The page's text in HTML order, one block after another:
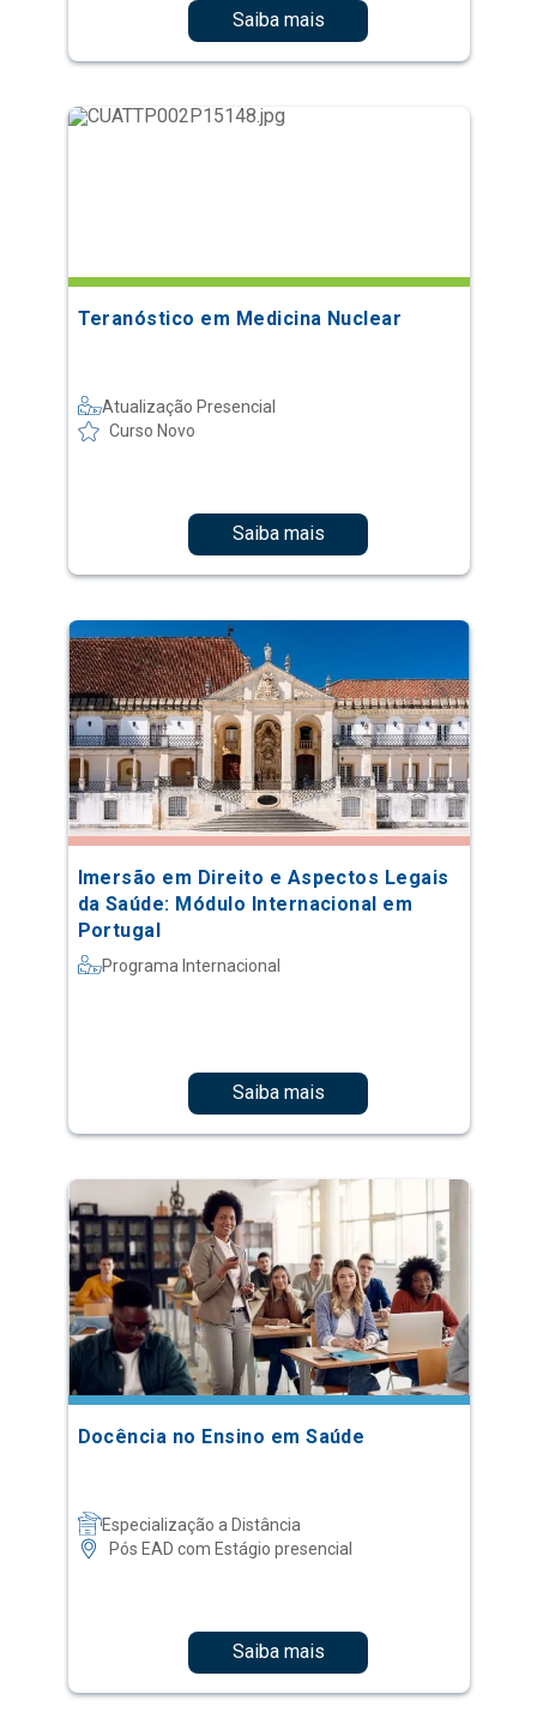
Saiba mais
Teranóstico em Medicina Nuclear
Atualização Presencial
Curso Novo
Saiba mais
Imersão em Direito e Aspectos Legais
da Saúde: Módulo Internacional em
Portugal
Programa Internacional
Saiba mais
Docência no Ensino em Saúde
Especialização a Distância
Pós EAD com Estágio presencial
Saiba mais